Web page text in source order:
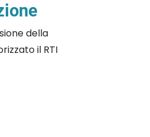
della
il RTI